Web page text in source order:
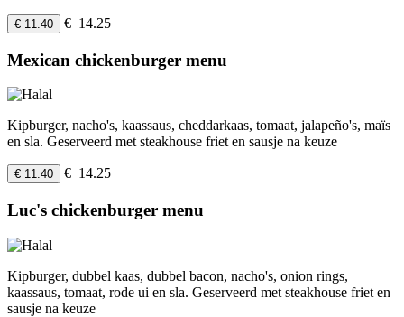
€ 11.40 € 14.25
Mexican chickenburger menu
Kipburger, nacho's, kaassaus, cheddarkaas, tomaat, jalapeño's, maïs
en sla. Geserveerd met steakhouse friet en sausje na keuze
€ 11.40 € 14.25
Luc's chickenburger menu
Kipburger, dubbel kaas, dubbel bacon, nacho's, onion rings,
kaassaus, tomaat, rode ui en sla. Geserveerd met steakhouse friet en
sausje na keuze